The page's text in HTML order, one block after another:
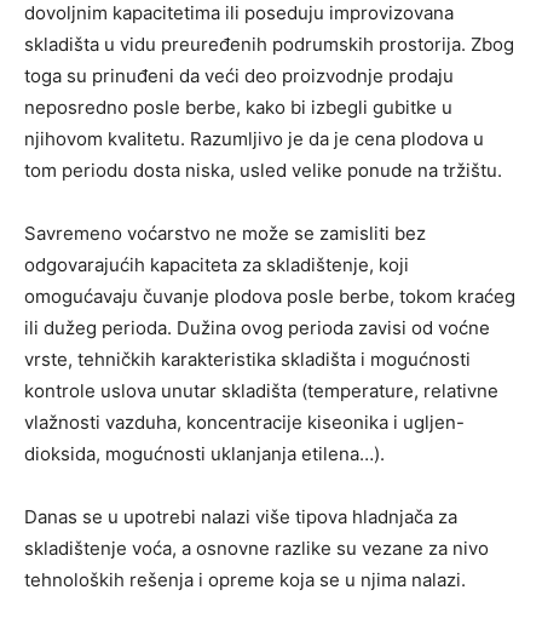
dovoljnim kapacitetima ili poseduju improvizovana
skladišta u vidu preuređenih podrumskih prostorija. Zbog
toga su prinuđeni da veći deo proizvodnje prodaju
neposredno posle berbe, kako bi izbegli gubitke u
njihovom kvalitetu. Razumljivo je da je cena plodova u
tom periodu dosta niska, usled velike ponude na tržištu.
Savremeno voćarstvo ne može se zamisliti bez
odgovarajućih kapaciteta za skladištenje, koji
omogućavaju čuvanje plodova posle berbe, tokom kraćeg
ili dužeg perioda. Dužina ovog perioda zavisi od voćne
vrste, tehničkih karakteristika skladišta i mogućnosti
kontrole uslova unutar skladišta (temperature, relativne
vlažnosti vazduha, koncentracije kiseonika i ugljen-
dioksida, mogućnosti uklanjanja etilena…).
Danas se u upotrebi nalazi više tipova hladnjača za
skladištenje voća, a osnovne razlike su vezane za nivo
tehnoloških rešenja i opreme koja se u njima nalazi.